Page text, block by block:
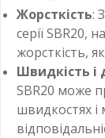
Жорсткість:
серії SBR20,
жорсткість,
Швидкість і
SBR20 може
швидкостях